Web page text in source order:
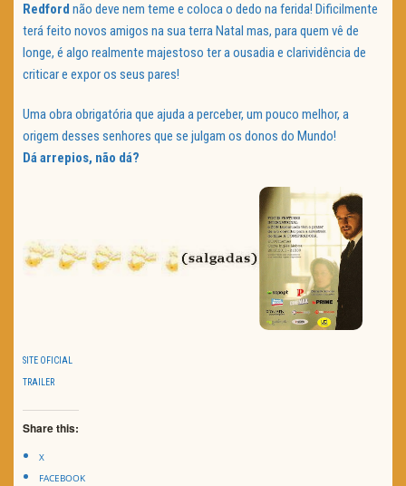
Redford não deve nem teme e coloca o dedo na ferida! Dificilmente
terá feito novos amigos na sua terra Natal mas, para quem vê de
longe, é algo realmente majestoso ter a ousadia e clarividência de
criticar e expor os seus pares!
Uma obra obrigatória que ajuda a perceber, um pouco melhor, a
origem desses senhores que se julgam os donos do Mundo!
Dá arrepios, não dá?
SITE OFICIAL
TRAILER
Share this:
X
FACEBOOK